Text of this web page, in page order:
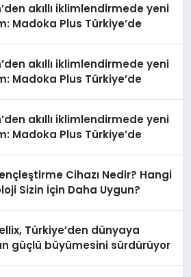
akıllı iklimlendirmede yeni
Madoka Plus Türkiye’de
akıllı iklimlendirmede yeni
Madoka Plus Türkiye’de
akıllı iklimlendirmede yeni
Madoka Plus Türkiye’de
Cihazı Nedir? Hangi
Sizin İçin Daha Uygun?
Türkiye’den dünyaya
güçlü büyümesini sürdürüyor